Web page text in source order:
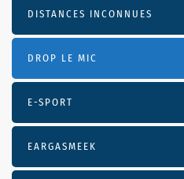
DISTANCES INCONNUES
DROP LE MIC
E-SPORT
EARGASMEEK